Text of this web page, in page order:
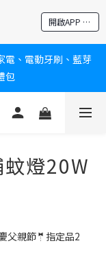
開啟APP 享隱藏優惠
饋無極限
饋無極限
電、電動牙刷、藍芽
包
米級冰霧，一秒開
饋無極限
蚊燈20W
父親節🤵指定品2